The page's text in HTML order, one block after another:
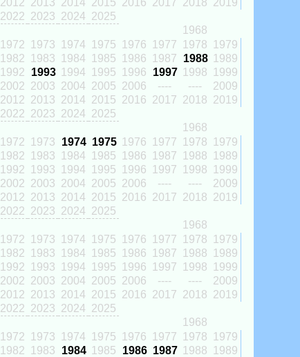
2012 2013 2014 2015 2016 2017 2018 2019
2022 2023 2024 2025
1968
1972 1973 1974 1975 1976 1977 1978
1979
1982 1983 1984 1985 1986 1987 1988 1989
1992 1993 1994 1995 1996 1997 1998
1999
2002 2003 2004 2005 2006 ---- ----
2009
2012 2013 2014 2015 2016 2017 2018 2019
2022 2023 2024 2025
1968
1972 1973 1974 1975 1976 1977 1978
1979
1982 1983 1984 1985 1986 1987 1988
1989
1992 1993 1994 1995 1996 1997 1998
1999
2002 2003 2004 2005 2006 ---- ----
2009
2012 2013 2014 2015 2016 2017 2018 2019
2022 2023 2024 2025
1968
1972 1973 1974 1975 1976 1977 1978
1979
1982 1983 1984 1985 1986 1987 1988
1989
1992 1993 1994 1995 1996 1997 1998
1999
2002 2003 2004 2005 2006 ---- ----
2009
2012 2013 2014 2015 2016 2017 2018 2019
2022 2023 2024 2025
1968
1972 1973 1974 1975 1976 1977 1978
1979
1982 1983 1984 1985 1986 1987 1988
1989